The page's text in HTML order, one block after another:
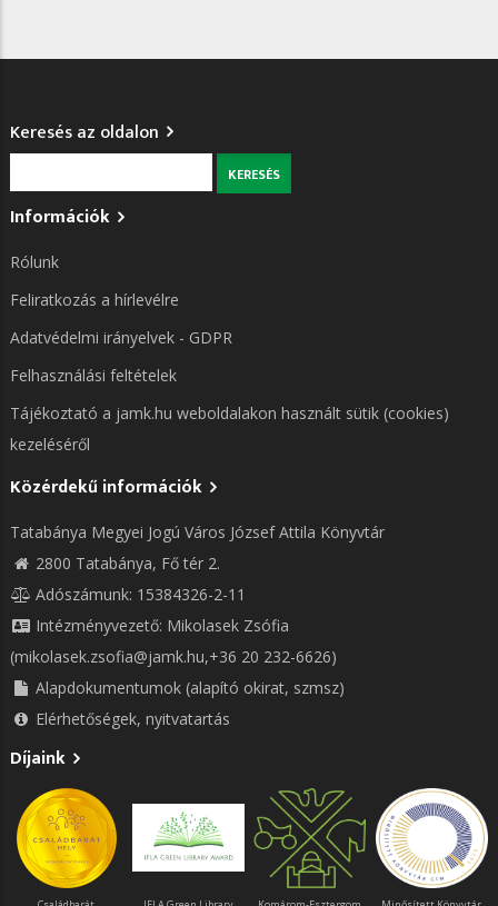
Keresés az oldalon
Információk
Rólunk
Feliratkozás a hírlevélre
Adatvédelmi irányelvek - GDPR
Felhasználási feltételek
Tájékoztató a jamk.hu weboldalakon használt sütik (cookies)
kezeléséről
Közérdekű információk
Tatabánya Megyei Jogú Város József Attila Könyvtár
2800 Tatabánya, Fő tér 2.
Adószámunk: 15384326-2-11
Intézményvezető: Mikolasek Zsófia
(mikolasek.zsofia@jamk.hu,+36 20 232-6626)
Alapdokumentumok (alapító okirat, szmsz)
Elérhetőségek, nyitvatartás
Díjaink